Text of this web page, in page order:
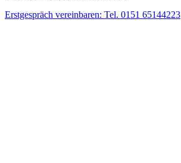
Erstgespräch vereinbaren: Tel. 0151 65144223